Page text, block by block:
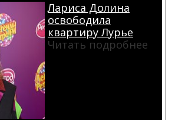
Лариса Долина
освободила
квартиру Лурье
Читать подробнее